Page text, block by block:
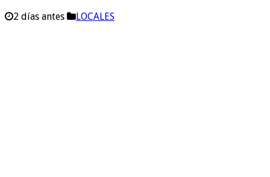
2 días antes LOCALES